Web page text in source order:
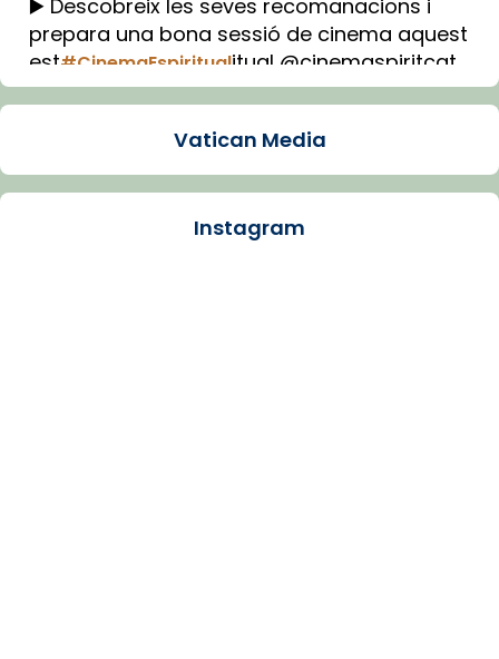
▶️ Descobreix les seves recomanacions i
prepara una bona sessió de cinema aquest
est#CinemaEspiritualitual @cinemaspiritcat
Imatge: Generada amb IA (OpenAI)
Arquebisbat de Barcelona
Vatican Media
Instagram